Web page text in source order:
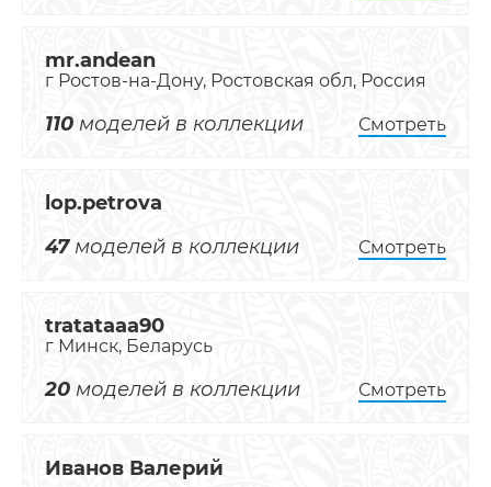
mr.andean
г Ростов-на-Дону, Ростовская обл, Россия
110 моделей в коллекции Смотреть
lop.petrova
47моделей в коллекции Смотреть
tratataaa90
г Минск, Беларусь
20 моделей в коллекции Смотреть
Иванов Валерий